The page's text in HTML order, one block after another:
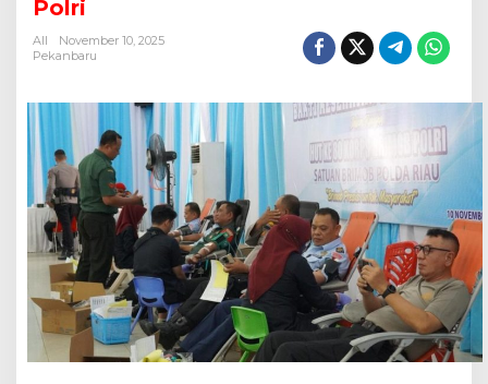
a
i
a
G
e
a
r
D
o
Polri
All
November 10, 2025
Pekanbaru